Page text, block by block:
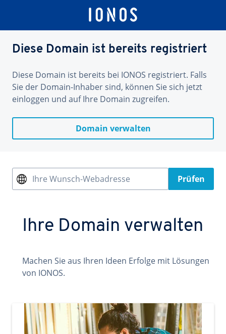
Diese Domain ist bereits registriert
Diese Domain ist bereits bei IONOS registriert. Falls
Sie der Domain-Inhaber sind, können Sie sich jetzt
einloggen und auf Ihre Domain zugreifen.
Domain verwalten
Ihre Wunsch-Webadresse Prüfen
Ihre Domain verwalten
Machen Sie aus Ihren Ideen Erfolge mit Lösungen
von IONOS.